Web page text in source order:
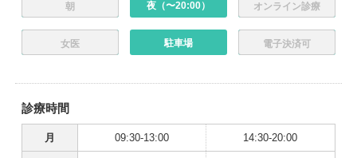
朝 夜（〜20:00） オンライン診療
女医 駐車場 電子決済可
診療時間
月 09:30-13:00 14:30-20:00